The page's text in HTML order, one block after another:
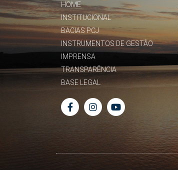
HOME
INSTITUCIONAL
BACIAS PCJ
INSTRUMENTOS DE GESTÃO
IMPRENSA
TRANSPARÊNCIA
BASE LEGAL